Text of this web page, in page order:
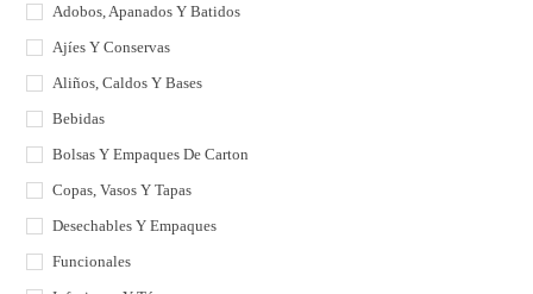
Adobos, Apanados Y Batidos
Ajíes Y Conservas
Aliños, Caldos Y Bases
Bebidas
Bolsas Y Empaques De Carton
Copas, Vasos Y Tapas
Desechables Y Empaques
Funcionales